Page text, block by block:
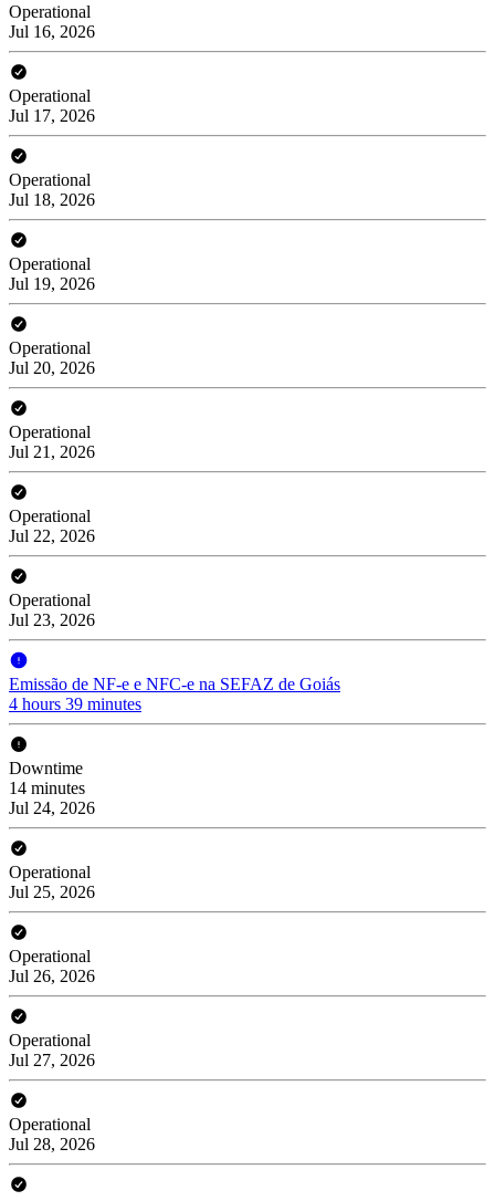
Operational
Jul 16, 2026
Operational
Jul 17, 2026
Operational
Jul 18, 2026
Operational
Jul 19, 2026
Operational
Jul 20, 2026
Operational
Jul 21, 2026
Operational
Jul 22, 2026
Operational
Jul 23, 2026
Emissão de NF-e e NFC-e na SEFAZ de Goiás
4 hours 39 minutes
Downtime
14 minutes
Jul 24, 2026
Operational
Jul 25, 2026
Operational
Jul 26, 2026
Operational
Jul 27, 2026
Operational
Jul 28, 2026